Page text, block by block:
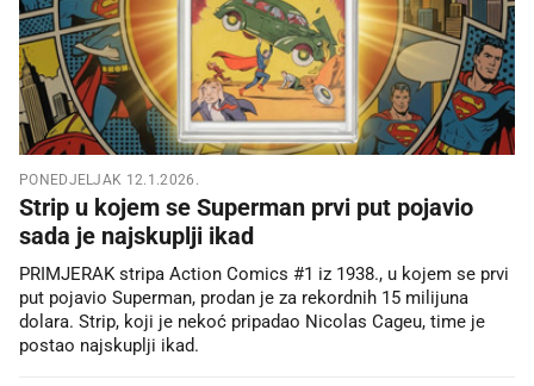
PONEDJELJAK 12.1.2026.
Strip u kojem se Superman prvi put pojavio
sada je najskuplji ikad
PRIMJERAK stripa Action Comics #1 iz 1938., u kojem se prvi
put pojavio Superman, prodan je za rekordnih 15 milijuna
dolara. Strip, koji je nekoć pripadao Nicolas Cageu, time je
postao najskuplji ikad.